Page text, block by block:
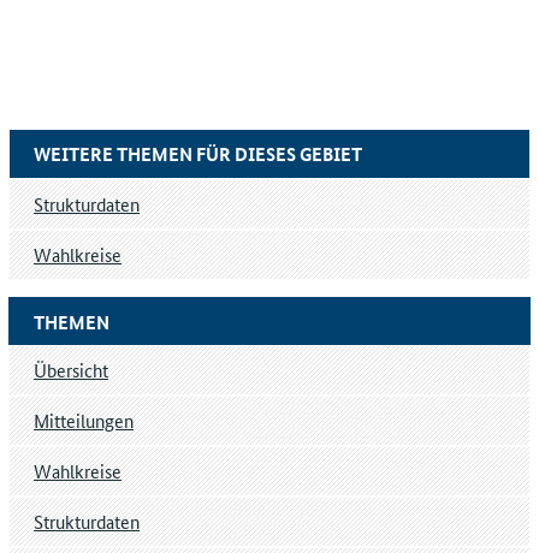
THEMEN
Übersicht
Mitteilungen
Wahlkreise
Strukturdaten
WEITERE THEMEN FÜR DIESES GEBIET
Strukturdaten
Wahlkreise